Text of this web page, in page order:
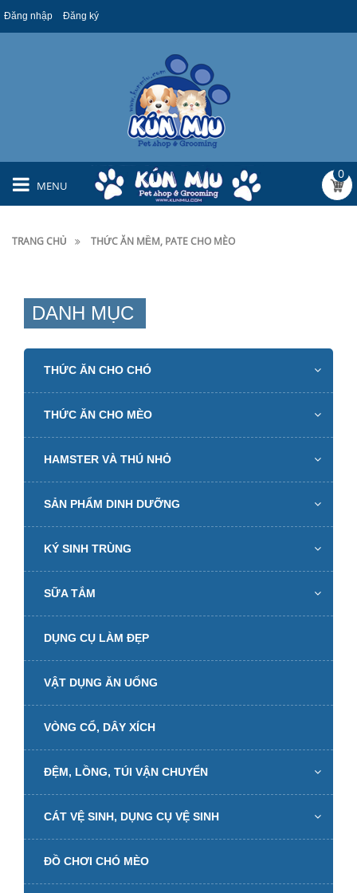
Đăng nhập Đăng ký
MENU
0
TRANG CHỦ THỨC ĂN MỀM, PATE CHO MÈO
DANH MỤC
THỨC ĂN CHO CHÓ
THỨC ĂN CHO MÈO
HAMSTER VÀ THÚ NHỎ
SẢN PHẨM DINH DƯỠNG
KÝ SINH TRÙNG
SỮA TẮM
DỤNG CỤ LÀM ĐẸP
VẬT DỤNG ĂN UỐNG
VÒNG CỔ, DÂY XÍCH
ĐỆM, LỒNG, TÚI VẬN CHUYỂN
CÁT VỆ SINH, DỤNG CỤ VỆ SINH
ĐỒ CHƠI CHÓ MÈO